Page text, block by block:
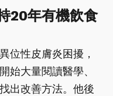
20年有機飲食
位性皮膚炎困擾，
始大量閱讀醫學、
出改善方法。他後